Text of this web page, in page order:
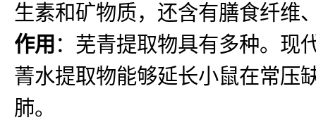
生素和矿物质，还含有膳食纤维
作用 ：芜青提取物具有多种。现
菁水提取物能够延长小鼠在常压
肺。